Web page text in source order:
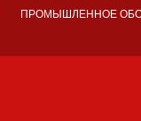
ПРОМЫШЛЕННОЕ